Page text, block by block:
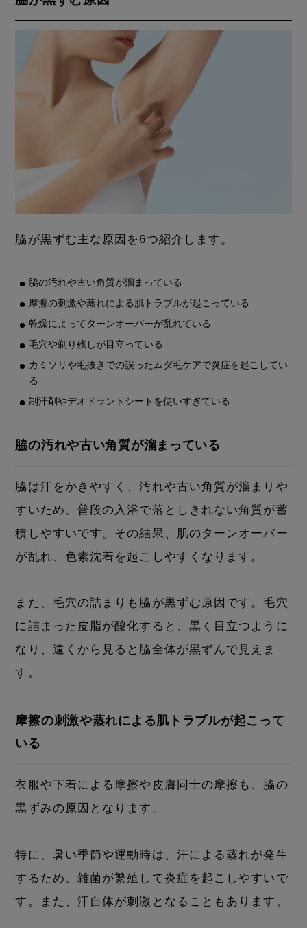
脇が黒ずむ主な原因を6つ紹介します。
脇の汚れや古い角質が溜まっている
摩擦の刺激や蒸れによる肌トラブルが起こっている
乾燥によってターンオーバーが乱れている
毛穴や剃り残しが目立っている
カミソリや毛抜きでの誤ったムダ毛ケアで炎症を起こしてい
る
制汗剤やデオドラントシートを使いすぎている
脇の汚れや古い角質が溜まっている
脇は汗をかきやすく、汚れや古い角質が溜まりや
すいため、普段の入浴で落としきれない角質が蓄
積しやすいです。その結果、肌のターンオーバー
が乱れ、色素沈着を起こしやすくなります。
また、毛穴の詰まりも脇が黒ずむ原因です。毛穴
に詰まった皮脂が酸化すると、黒く目立つように
なり、遠くから見ると脇全体が黒ずんで見えま
す。
摩擦の刺激や蒸れによる肌トラブルが起こって
いる
衣服や下着による摩擦や皮膚同士の摩擦も、脇の
黒ずみの原因となります。
特に、暑い季節や運動時は、汗による蒸れが発生
するため、雑菌が繁殖して炎症を起こしやすいで
す。また、汗自体が刺激となることもあります。